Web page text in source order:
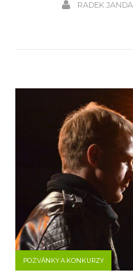
RADEK JANDA
POZVÁNKY A KONKURZY